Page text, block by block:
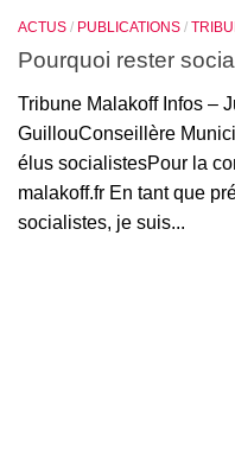
ACTUS / PUBLICATIONS /
Pourquoi rester
Tribune Malakoff Infos –
GuillouConseillère
élus socialistesPour la
malakoff.fr En tant que
socialistes, je suis...